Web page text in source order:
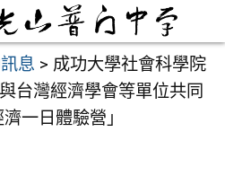
息 > 成功大學社會科學院
台灣經濟學會等單位共同
一日體驗營」